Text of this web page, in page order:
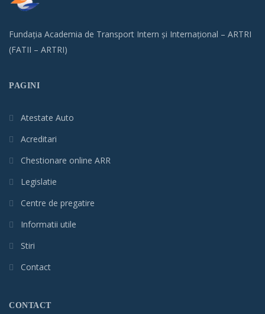
Fundația Academia de Transport Intern și Internațional – ARTRI
(FATII – ARTRI)
PAGINI
Atestate Auto
Acreditari
Chestionare online ARR
Legislatie
Centre de pregatire
Informatii utile
Stiri
Contact
CONTACT